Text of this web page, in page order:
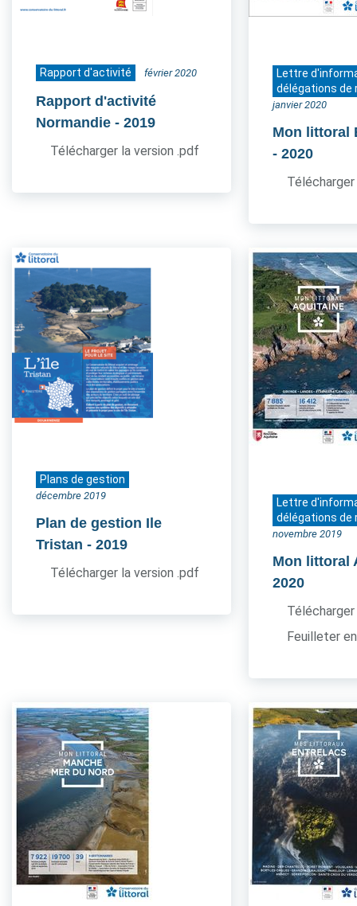
Rapport d'activité février 2020
Rapport d'activité
Normandie - 2019
Télécharger la version .pdf
Lettre
délégations de
janvier 2020
Mon littoral
- 2020
Plans de gestion
décembre 2019
Plan de gestion Ile
Tristan - 2019
Télécharger la version .pdf
Lettre
délégations de
novembre 2019
Mon littoral
2020
Feuilleter